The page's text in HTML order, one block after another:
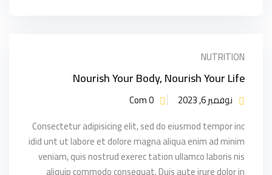
NUTRITION
Nourish Your Body, Nourish Your Life
نوفمبر 6, 2023
Com 0
Consectetur adipisicing elit, sed do eiusmod tempor inc
idid unt ut labore et dolore magna aliqua enim ad minim
veniam, quis nostrud exerec tation ullamco laboris nis